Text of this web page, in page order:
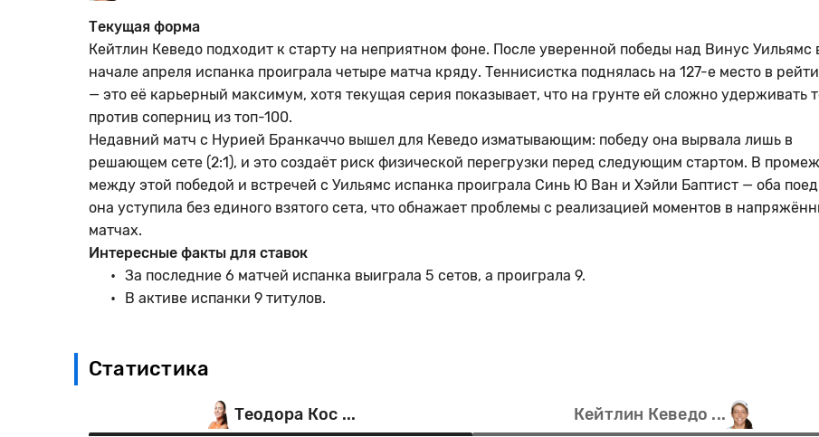
Текущая форма
Кейтлин Кеведо подходит к старту на неприятном фоне. После уверенной победы над Винус Уильямс
начале апреля испанка проиграла четыре матча кряду. Теннисистка поднялась на 127-е место в
— это её карьерный максимум, хотя текущая серия показывает, что на грунте ей сложно удерживать
против соперниц из топ-100.
Недавний матч с Нурией Бранкаччо вышел для Кеведо изматывающим: победу она вырвала лишь в
решающем сете (2:1), и это создаёт риск физической перегрузки перед следующим стартом. В
между этой победой и встречей с Уильямс испанка проиграла Синь Ю Ван и Хэйли Баптист — оба
она уступила без единого взятого сета, что обнажает проблемы с реализацией моментов в
матчах.
Интересные факты для ставок
За последние 6 матчей испанка выиграла 5 сетов, а проиграла 9.
В активе испанки 9 титулов.
Статистика
Теодора Кос ... Кейтлин Кеведо ...